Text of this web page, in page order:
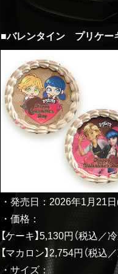
■バレンタイン プリケー
・発売日：2026年1月21
・価格：
【ケーキ】5,130円（税込／
【マカロン】2,754円（税込
・サイズ：